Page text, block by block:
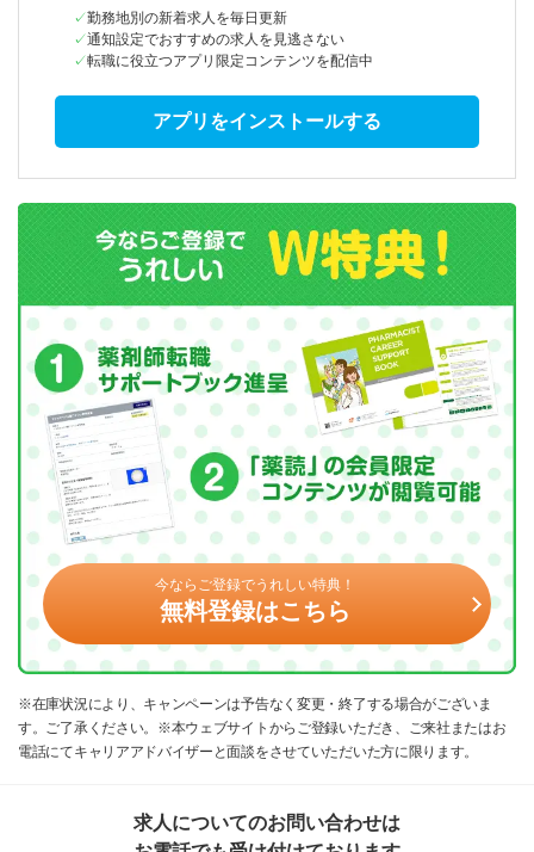
勤務地別の新着求人を毎日更新
通知設定でおすすめの求人を見逃さない
転職に役立つアプリ限定コンテンツを配信中
アプリをインストールする
今ならご登録でうれしい特典！
無料登録はこちら
※在庫状況により、キャンペーンは予告なく変更・終了する場合がございま
す。ご了承ください。※本ウェブサイトからご登録いただき、ご来社またはお
電話にてキャリアアドバイザーと面談をさせていただいた方に限ります。
求人についてのお問い合わせは